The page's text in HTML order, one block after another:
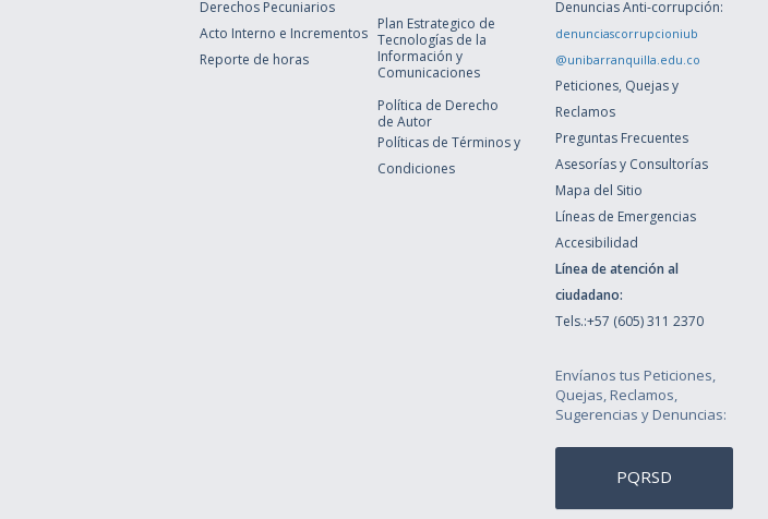
Derechos Pecuniarios
Acto Interno e Incrementos
Reporte de horas
Plan Estrategico de
Tecnologías de la
Información y
Comunicaciones
Política de Derecho
de Autor
Políticas de Términos y
Condiciones
Denuncias Anti-corrupción:
denunciascorrupcioniub
@unibarranquilla.edu.co
Peticiones, Quejas y
Reclamos
Preguntas Frecuentes
Asesorías y Consultorías
Mapa del Sitio
Líneas de Emergencias
Accesibilidad
Línea de atención al
ciudadano:
Tels.:+57 (605) 311 2370
Envíanos tus Peticiones,
Quejas, Reclamos,
Sugerencias y Denuncias:
PQRSD